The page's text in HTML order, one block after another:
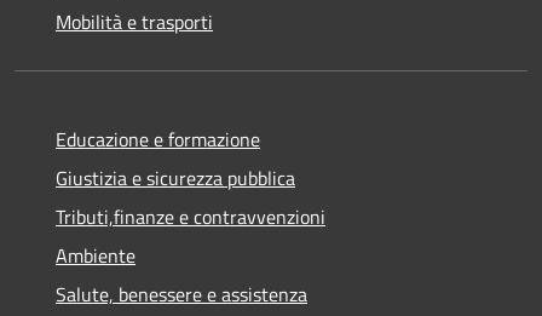
Mobilità e trasporti
Educazione e formazione
Giustizia e sicurezza pubblica
Tributi,finanze e contravvenzioni
Ambiente
Salute, benessere e assistenza